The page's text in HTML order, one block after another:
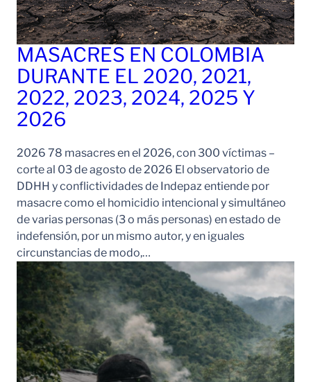
MASACRES EN COLOMBIA
DURANTE EL 2020, 2021,
2022, 2023, 2024, 2025 Y
2026
2026 78 masacres en el 2026, con 300 víctimas –
corte al 03 de agosto de 2026 El observatorio de
DDHH y conflictividades de Indepaz entiende por
masacre como el homicidio intencional y simultáneo
de varias personas (3 o más personas) en estado de
indefensión, por un mismo autor, y en iguales
circunstancias de modo,…